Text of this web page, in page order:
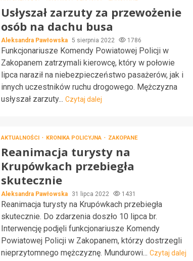
Usłyszał zarzuty za przewożenie
osób na dachu busa
Aleksandra Pawłowska 5 sierpnia 2022 1786
Funkcjonariusze Komendy Powiatowej Policji w
Zakopanem zatrzymali kierowcę, który w połowie
lipca naraził na niebezpieczeństwo pasażerów, jak i
innych uczestników ruchu drogowego. Mężczyzna
usłyszał zarzuty... Czytaj dalej
AKTUALNOŚCI KRONIKA POLICYJNA ZAKOPANE
Reanimacja turysty na
Krupówkach przebiegła
skutecznie
Aleksandra Pawłowska 31 lipca 2022 1431
Reanimacja turysty na Krupówkach przebiegła
skutecznie. Do zdarzenia doszło 10 lipca br.
Interwencję podjęli funkcjonariusze Komendy
Powiatowej Policji w Zakopanem, którzy dostrzegli
nieprzytomnego mężczyznę. Mundurowi... Czytaj dalej